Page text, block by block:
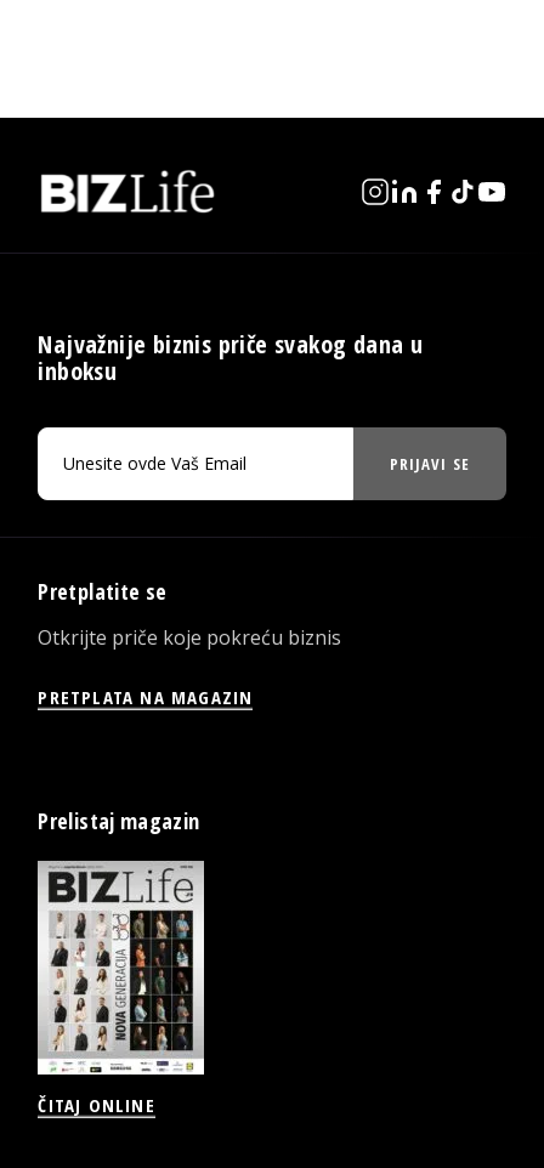
Najvažnije biznis priče svakog dana u
inboksu
PRIJAVI SE
Pretplatite se
Otkrijte priče koje pokreću biznis
PRETPLATA NA MAGAZIN
Prelistaj magazin
ČITAJ ONLINE